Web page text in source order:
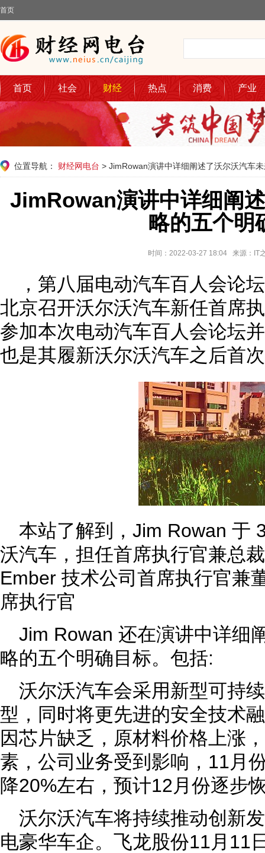
首页
首页 社会 财经 热点 消费 产业
位置导航： 财经网电台 > JimRowan演讲中详细阐述了沃尔沃汽车
JimRowan演讲中详细阐
略的五个明
时间：2022-03-27 18:04 来源：
，第八届电动汽车百人会论
北京召开沃尔沃汽车新任首席
参加本次电动汽车百人会论坛
也是其履新沃尔沃汽车之后首
本站了解到，Jim Rowan 于
沃汽车，担任首席执行官兼总
Ember 技术公司首席执行官兼
席执行官
Jim Rowan 还在演讲中详细
略的五个明确目标。包括:
沃尔沃汽车会采用新型可持
型，同时将更先进的安全技术
因芯片缺乏，原材料价格上涨
素，公司业务受到影响，11月
降20%左右，预计12月份逐步
沃尔沃汽车将持续推动创新
电豪华车企。飞龙股份11月11